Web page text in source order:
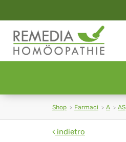
Shop Farmaci A AS
indietro